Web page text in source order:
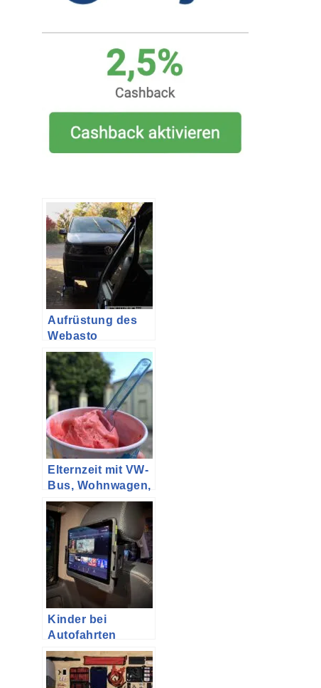
Aufrüstung des
Webasto
Zuheizers im T5
zur Standheizung
mit T91
Elternzeit mit VW-
Bus, Wohnwagen,
zwei Erwachsenen
und drei Kindern
Kinder bei
Autofahrten
beschäftigen: Die
pädagogisch
wertlose Variante